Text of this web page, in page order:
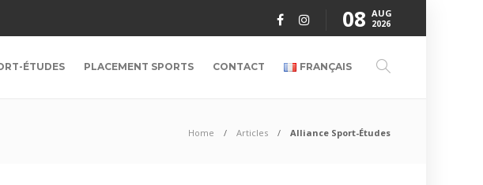
08 AUG
2026
ÉTUDES PLACEMENT SPORTS CONTACT FRANÇAIS
Home Articles Alliance Sport-Études